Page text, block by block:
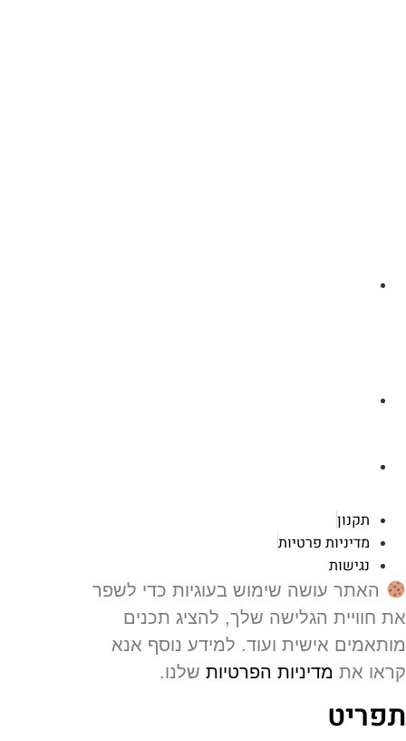
תקנון
מדיניות פרטיות
נגישות
האתר עושה שימוש בעוגיות כדי לשפר
חוויית הגלישה שלך, להציג תכנים
אישית ועוד. למידע נוסף אנא
אתמדיניות הפרטיותשלנו.